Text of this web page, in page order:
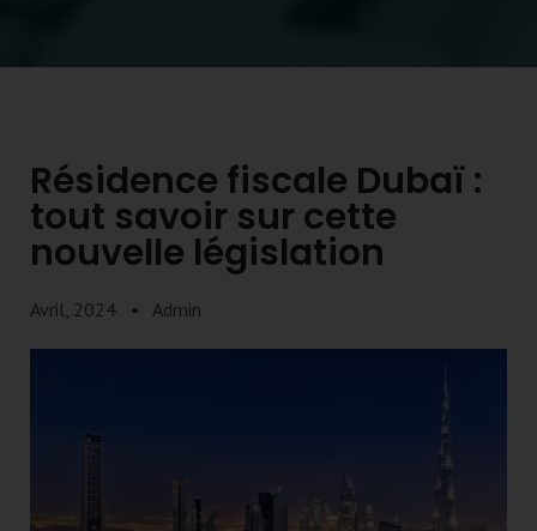
Résidence fiscale Dubaï :
tout savoir sur cette
nouvelle législation
Avril, 2024 Admin